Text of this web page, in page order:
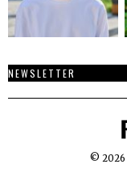
NEWSLETTER
© 2026